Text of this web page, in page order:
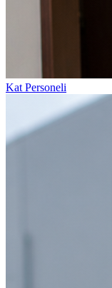
Kat Personeli